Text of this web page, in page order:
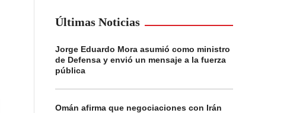
Últimas Noticias
Jorge Eduardo Mora asumió como ministro
de Defensa y envió un mensaje a la fuerza
pública
Omán afirma que negociaciones con Irán